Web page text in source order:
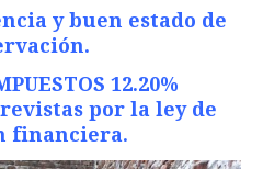
y buen estado de
12.20%
por la ley de
financiera.